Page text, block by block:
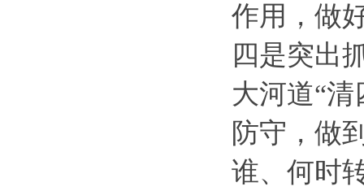
作用，做
四是突出
大河道“
防守，做
谁、何时